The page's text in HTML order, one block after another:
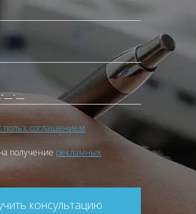
польз. соглашением
получение рекламных
консультацию